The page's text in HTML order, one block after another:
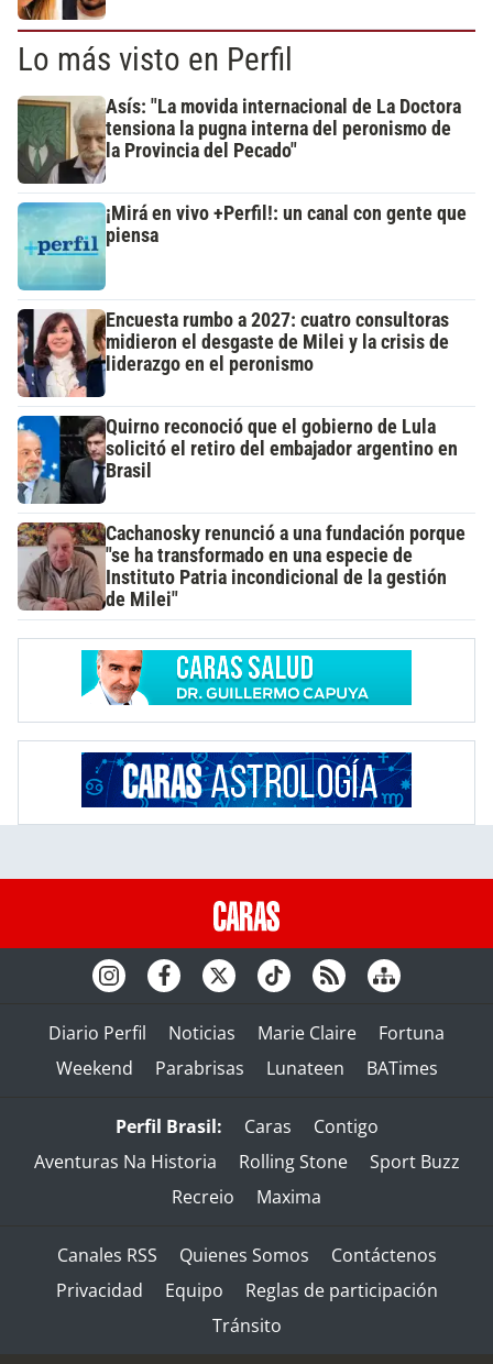
Lo más visto en Perfil
Asís: "La movida internacional de La Doctora
tensiona la pugna interna del peronismo de
la Provincia del Pecado"
¡Mirá en vivo +Perfil!: un canal con gente que
piensa
Encuesta rumbo a 2027: cuatro consultoras
midieron el desgaste de Milei y la crisis de
liderazgo en el peronismo
Quirno reconoció que el gobierno de Lula
solicitó el retiro del embajador argentino en
Brasil
Cachanosky renunció a una fundación porque
"se ha transformado en una especie de
Instituto Patria incondicional de la gestión
de Milei"
Diario Perfil Noticias Marie Claire
Fortuna
Weekend
Parabrisas Lunateen BATimes
Perfil Brasil: Caras
Contigo
Aventuras Na Historia
Rolling Stone
Sport Buzz
Recreio
Maxima
Canales RSS Quienes Somos
Contáctenos
Privacidad
Equipo
Reglas de participación
Tránsito